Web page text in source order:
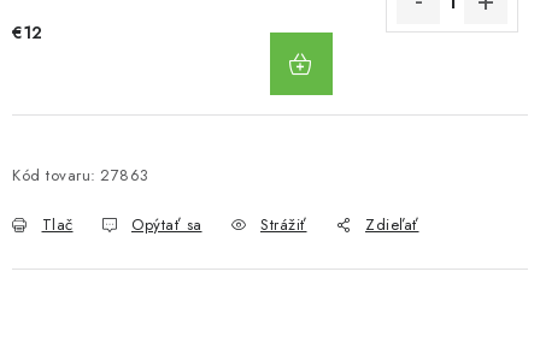
€12
Kód tovaru: 27863
Tlač Opýtať sa Strážiť Zdieľať